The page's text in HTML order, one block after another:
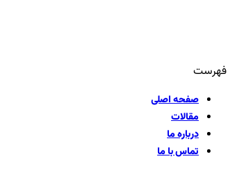
فهرست
صفحه اصلی
مقالات
درباره ما
تماس با ما